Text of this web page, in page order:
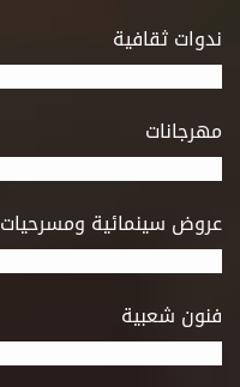
ندوات ثقافية
مهرجانات
عروض سينمائية ومسرحيات
فنون شعبية